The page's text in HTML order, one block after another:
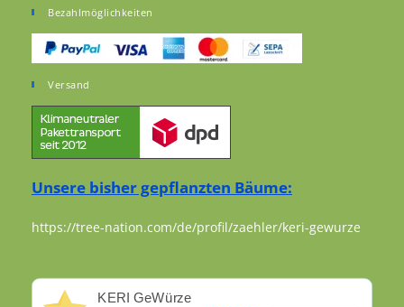
Bezahlmöglichkeiten
Versand
Unsere bisher gepflanzten Bäume:
https://tree-nation.com/de/profil/zaehler/keri-gewurze
KERI GeWürze